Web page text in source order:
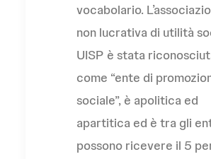
vocabolario.
non lucrativa di utilità
UISP è stata
come “ente di
sociale”, è apolitica ed
apartitica ed è tra gli
possono ricevere il 5